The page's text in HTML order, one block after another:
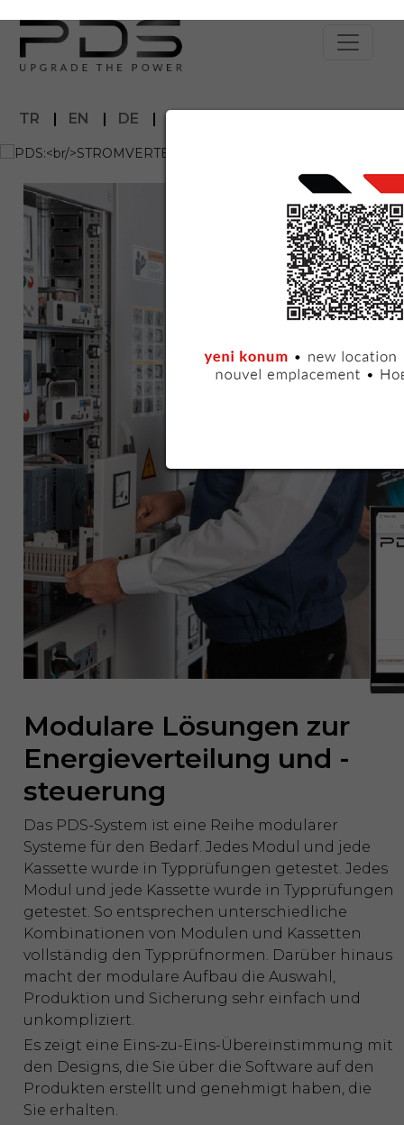
TR EN DE
Modulare Lösungen zur
Energieverteilung und -
steuerung
Das PDS-System ist eine Reihe modularer
Systeme für den Bedarf. Jedes Modul und jede
Kassette wurde in Typprüfungen getestet. Jedes
Modul und jede Kassette wurde in Typprüfungen
getestet. So entsprechen unterschiedliche
Kombinationen von Modulen und Kassetten
vollständig den Typprüfnormen. Darüber hinaus
macht der modulare Aufbau die Auswahl,
Produktion und Sicherung sehr einfach und
unkompliziert.
Es zeigt eine Eins-zu-Eins-Übereinstimmung mit
den Designs, die Sie über die Software auf den
Produkten erstellt und genehmigt haben, die
Sie erhalten.